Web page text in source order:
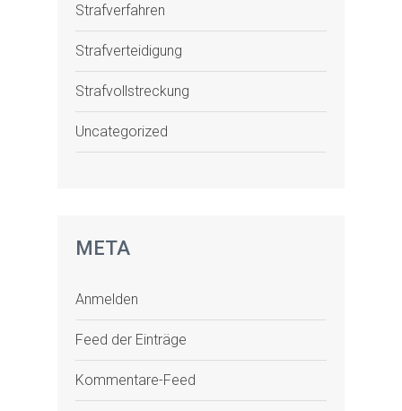
Strafverfahren
Strafverteidigung
Strafvollstreckung
Uncategorized
META
Anmelden
Feed der Einträge
Kommentare-Feed